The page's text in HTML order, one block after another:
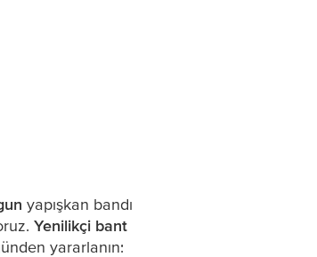
yapışkan bandı
Yenilikçi bant
yararlanın: